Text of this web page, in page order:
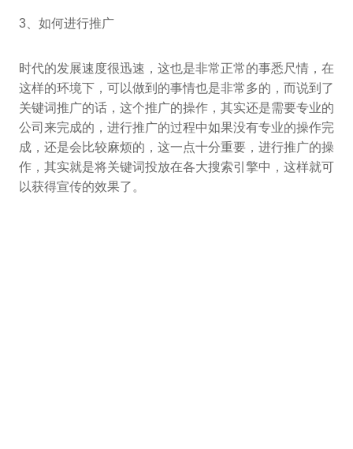
3、如何进行推广
时代的发展速度很迅速，这也是非常正常的事悉尺情，在
这样的环境下，可以做到的事情也是非常多的，而说到了
关键词推广的话，这个推广的操作，其实还是需要专业的
公司来完成的，进行推广的过程中如果没有专业的操作完
成，还是会比较麻烦的，这一点十分重要，进行推广的操
作，其实就是将关键词投放在各大搜索引擎中，这样就可
以获得宣传的效果了。